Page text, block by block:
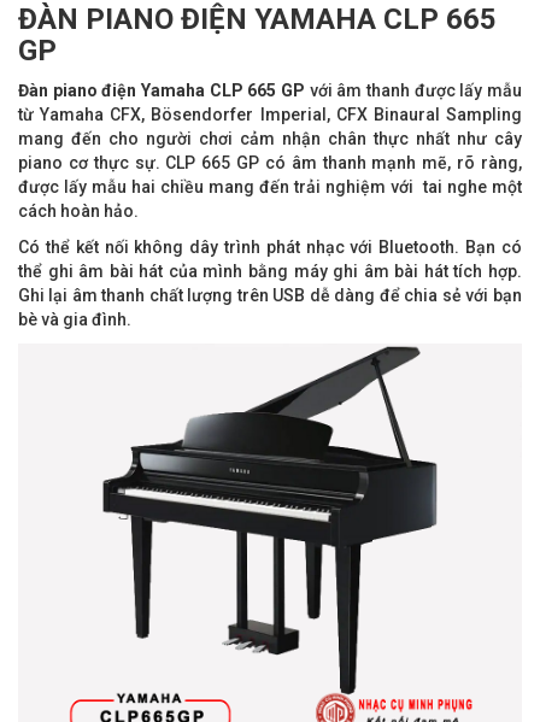
ĐÀN PIANO ĐIỆN YAMAHA CLP 665
GP
Đàn piano điện Yamaha CLP 665 GP với âm thanh được lấy mẫu
từ Yamaha CFX, Bösendorfer Imperial, CFX Binaural Sampling
mang đến cho người chơi cảm nhận chân thực nhất như cây
piano cơ thực sự. CLP 665 GP có âm thanh mạnh mẽ, rõ ràng,
được lấy mẫu hai chiều mang đến trải nghiệm với tai nghe một
cách hoàn hảo.
Có thể kết nối không dây trình phát nhạc với Bluetooth. Bạn có
thể ghi âm bài hát của mình bằng máy ghi âm bài hát tích hợp.
Ghi lại âm thanh chất lượng trên USB dễ dàng để chia sẻ với bạn
bè và gia đình.